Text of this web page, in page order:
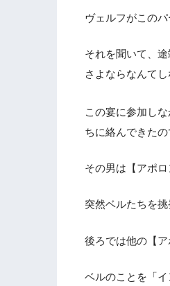
ヴェルフがこの
それを聞いて、
さよならなんて
この宴に参加しな
ちに絡んできたの
その男は【アポ
突然ベルたちを
後ろでは他の【
ベルのことを「